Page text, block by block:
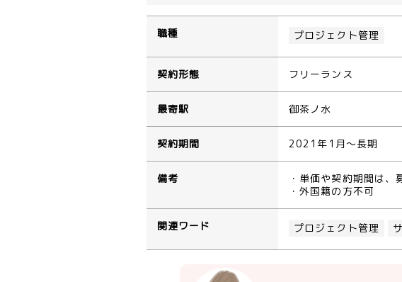
職種 プロジェクト管理
契約形態 フリーランス
最寄駅 御茶ノ水
契約期間 2021年1月～長期
備考
・単価や契約期間は
・外国籍の方不可
関連ワード プロジェクト管理